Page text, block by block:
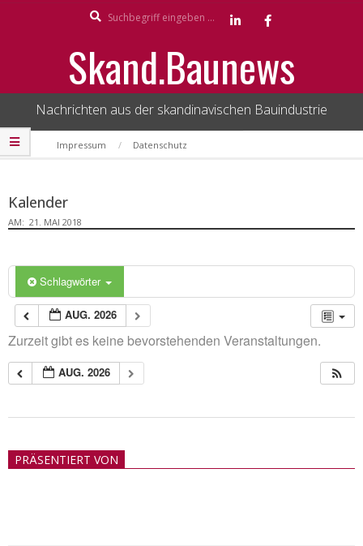
Skand.Baunews
Nachrichten aus der skandinavischen Bauindustrie
Secondary
Navigation
Impressum Datenschutz
Kalender
AM: 21. MAI 2018
Schlagwörter
AUG. 2026
Zurzeit gibt es keine bevorstehenden Veranstaltungen.
AUG. 2026
21PRÄSENTIERT VON